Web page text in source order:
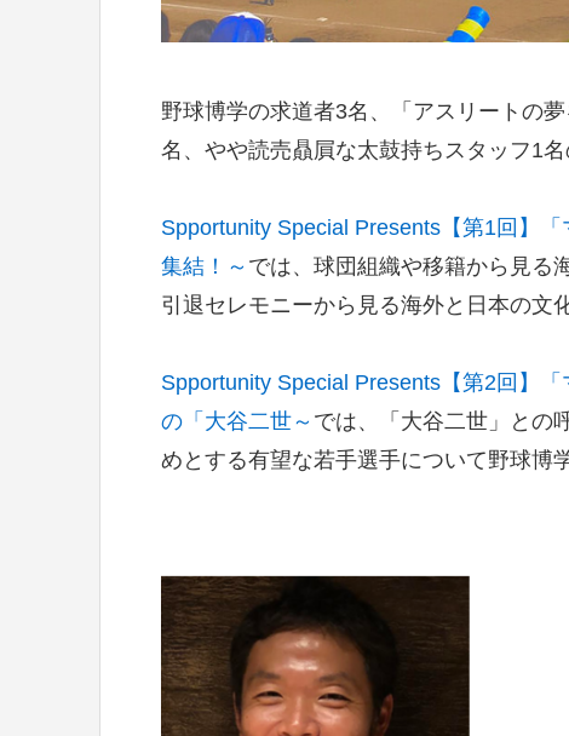
野球博学の求道者3名、「アスリートの
名、やや読売贔屓な太鼓持ちスタッフ1
Spportunity Special Presents【第1回】
集結！～ では、球団組織や移籍から見る
引退セレモニーから見る海外と日本の文
Spportunity Special Presents【第2回】
の「大谷二世～ では、「大谷二世」との
めとする有望な若手選手について野球博